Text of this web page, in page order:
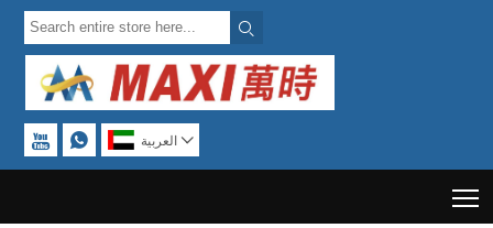

  العربية 